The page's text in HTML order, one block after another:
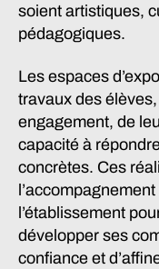
soient artistiques,
pédagogiques.
Les espaces
travaux des
engagement, de
capacité à
concrètes. Ces
l’établissement
développer ses
confiance et